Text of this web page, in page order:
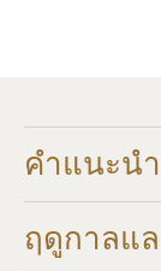
คำแนะน
ฤดูกาลแ